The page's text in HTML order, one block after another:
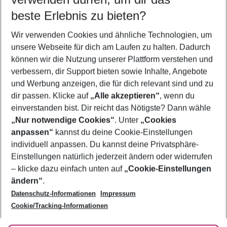
5-8 Nächte
2 Erwachsene Keine Kinder
Mehr Filter anzeigen
Footer
Footer navigation
Über uns
AGB
Bestpreisgarantie
Cookie-Einstellungen ändern
Cookie-Richtlinie
Agenturbetreuung
Barrierefreies Reisen
Folge uns
beste Erlebnis zu bieten?
Wir verwenden Cookies und ähnliche Technologien, um
unsere Webseite für dich am Laufen zu halten. Dadurch
können wir die Nutzung unserer Plattform verstehen und
verbessern, dir Support bieten sowie Inhalte, Angebote
und Werbung anzeigen, die für dich relevant sind und zu
dir passen. Klicke auf „Alle akzeptieren“, wenn du
einverstanden bist. Dir reicht das Nötigste? Dann wähle
„Nur notwendige Cookies“. Unter „Cookies
anpassen“ kannst du deine Cookie-Einstellungen
individuell anpassen. Du kannst deine Privatsphäre-
Einstellungen natürlich jederzeit ändern oder widerrufen
– klicke dazu einfach unten auf „Cookie-Einstellungen
ändern“.
Datenschutz-Informationen
Impressum
Cookie/Tracking-Informationen